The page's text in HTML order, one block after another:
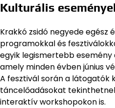
Kulturális
Krakkó zsidó negyede egész
programokkal és
egyik legismertebb esemény
amely minden évben június
A fesztivál során a látogatók
táncelőadásokat
interaktív workshopokon is.